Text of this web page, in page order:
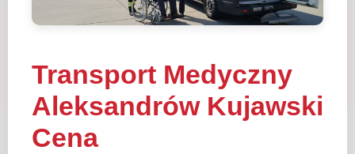
Transport Medyczny
Aleksandrów Kujawski
Cena